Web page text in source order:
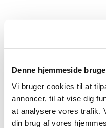
Denne hjemmeside
Vi bruger cookies til at
annoncer, til at vise dig
at analysere vores trafik.
din brug af vores